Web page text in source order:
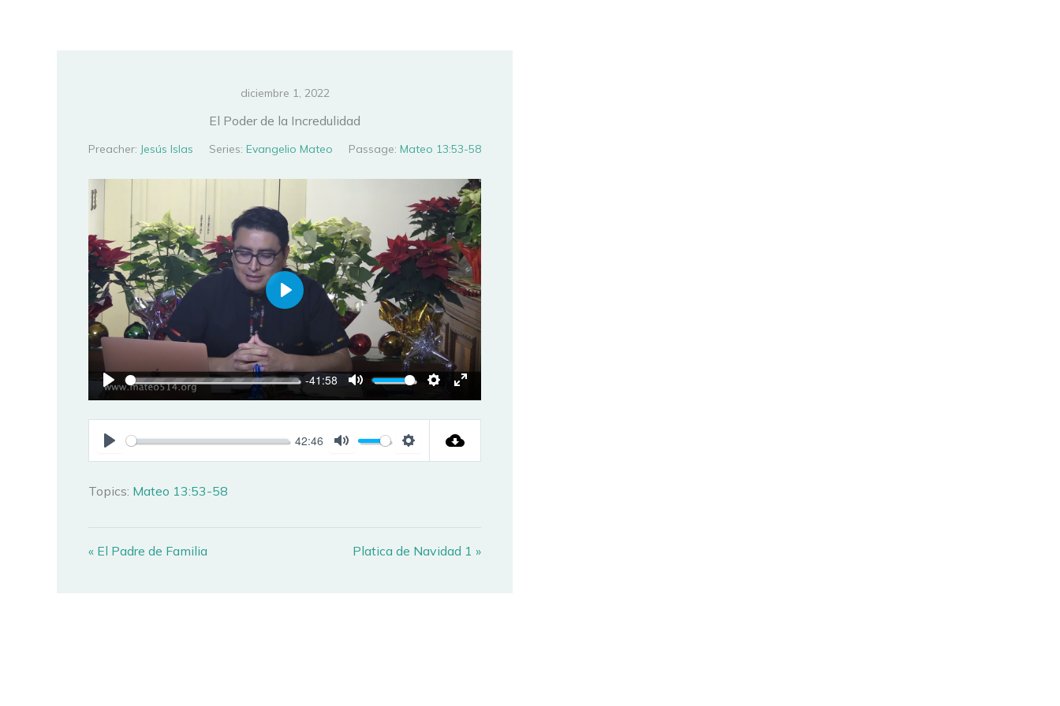
diciembre 1, 2022
El Poder de la Incredulidad
Preacher: Jesús Islas Series: Evangelio Mateo Passage: Mateo 13:53-58
PLAY
-41:58
MUTE SETTINGS
ENTER
FULLSCREEN
PLAY
PLAY
42:46
MUTE SETTINGS
Topics: Mateo 13:53-58
« El Padre de Familia Platica de Navidad 1 »